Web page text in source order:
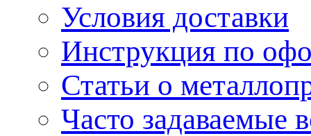
Условия доставки
Инструкция по
Статьи о
Часто задаваемые